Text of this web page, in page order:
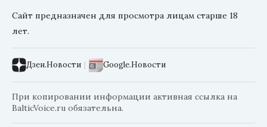
Сайт предназначен для просмотра лицам старше 18
лет.
Дзен.Новости | Google.Новости
При копировании информации активная ссылка на
BalticVoice.ru обязательна.